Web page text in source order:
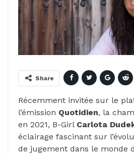
Share
Récemment invitée sur le
l’émission Quotidien, la
en 2021, B-Girl Carlota
éclairage fascinant sur
de jugement dans le monde